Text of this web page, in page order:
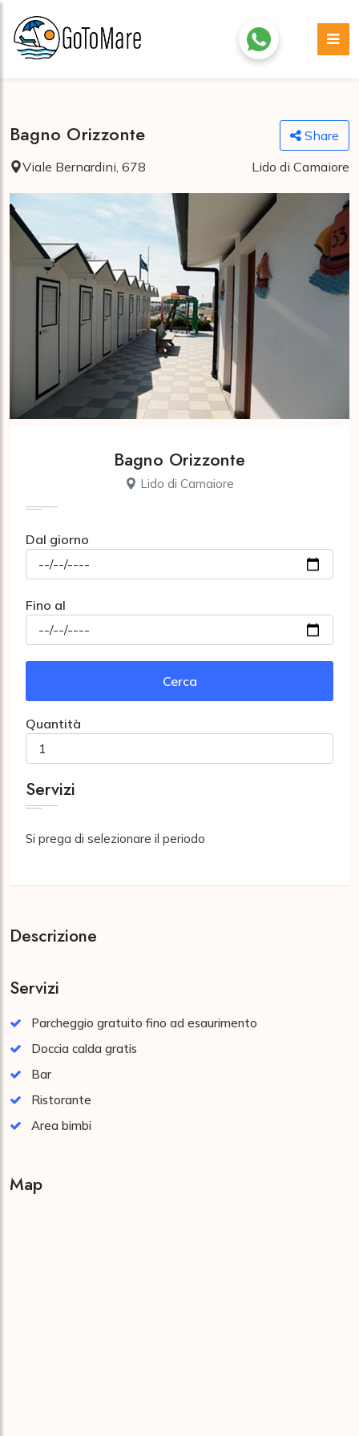
Bagno Orizzonte
Share
Viale Bernardini, 678
Lido di Camaiore
Bagno Orizzonte
Lido di Camaiore
Dal giorno
Fino al
Cerca
Quantità
Servizi
Si prega di selezionare il periodo
Descrizione
Servizi
Parcheggio gratuito fino ad esaurimento
Doccia calda gratis
Bar
Ristorante
Area bimbi
Map